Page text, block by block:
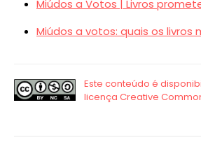
Miúdos a Votos | Livros
Miúdos a votos: quais os livros